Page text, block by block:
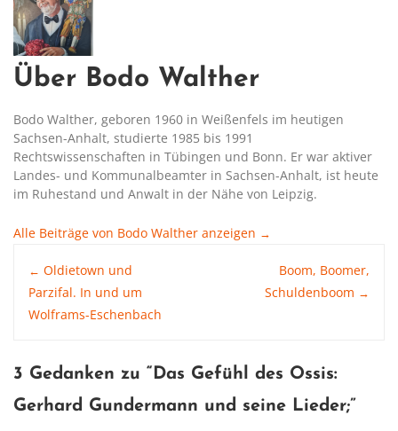
Über Bodo Walther
Bodo Walther, geboren 1960 in Weißenfels im heutigen
Sachsen-Anhalt, studierte 1985 bis 1991
Rechtswissenschaften in Tübingen und Bonn. Er war aktiver
Landes- und Kommunalbeamter in Sachsen-Anhalt, ist heute
im Ruhestand und Anwalt in der Nähe von Leipzig.
Alle Beiträge von Bodo Walther anzeigen →
Post
navigation
← Oldietown und
Parzifal. In und um
Wolframs-Eschenbach
Boom, Boomer,
Schuldenboom →
3 Gedanken zu “ Das Gefühl des Ossis:
Gerhard Gundermann und seine Lieder;”